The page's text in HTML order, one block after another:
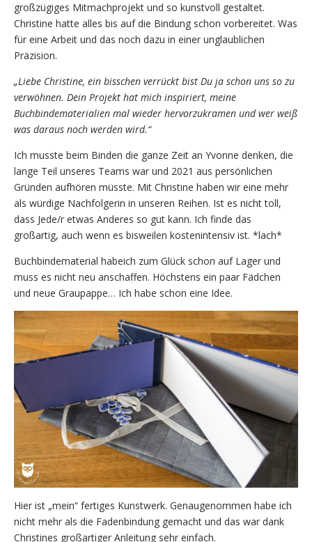
großzügiges Mitmachprojekt und so kunstvoll gestaltet.
Christine hatte alles bis auf die Bindung schon vorbereitet. Was
für eine Arbeit und das noch dazu in einer unglaublichen
Präzision.
„Liebe Christine, ein bisschen verrückt bist Du ja schon uns so zu
verwöhnen. Dein Projekt hat mich inspiriert, meine
Buchbindematerialien mal wieder hervorzukramen und wer weiß
was daraus noch werden wird.“
Ich musste beim Binden die ganze Zeit an Yvonne denken, die
lange Teil unseres Teams war und 2021 aus persönlichen
Gründen aufhören müsste. Mit Christine haben wir eine mehr
als würdige Nachfolgerin in unseren Reihen. Ist es nicht toll,
dass Jede/r etwas Anderes so gut kann. Ich finde das
großartig, auch wenn es bisweilen kostenintensiv ist. *lach*
Buchbindematerial habeich zum Glück schon auf Lager und
muss es nicht neu anschaffen. Höchstens ein paar Fädchen
und neue Graupappe… Ich habe schon eine Idee.
Hier ist „mein“ fertiges Kunstwerk. Genaugenommen habe ich
nicht mehr als die Fadenbindung gemacht und das war dank
Christines großartiger Anleitung sehr einfach.